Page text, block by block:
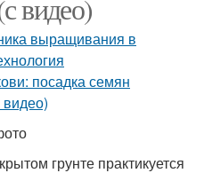
видео)
грунте практикуется